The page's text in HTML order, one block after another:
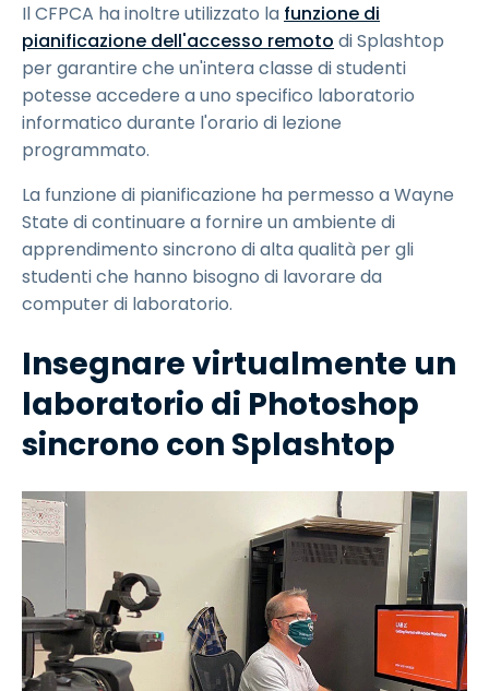
Il CFPCA ha inoltre utilizzato la funzione di
pianificazione dell'accesso remoto di Splashtop
per garantire che un'intera classe di studenti
potesse accedere a uno specifico laboratorio
informatico durante l'orario di lezione
programmato.
La funzione di pianificazione ha permesso a Wayne
State di continuare a fornire un ambiente di
apprendimento sincrono di alta qualità per gli
studenti che hanno bisogno di lavorare da
computer di laboratorio.
Insegnare virtualmente un
laboratorio di Photoshop
sincrono con Splashtop